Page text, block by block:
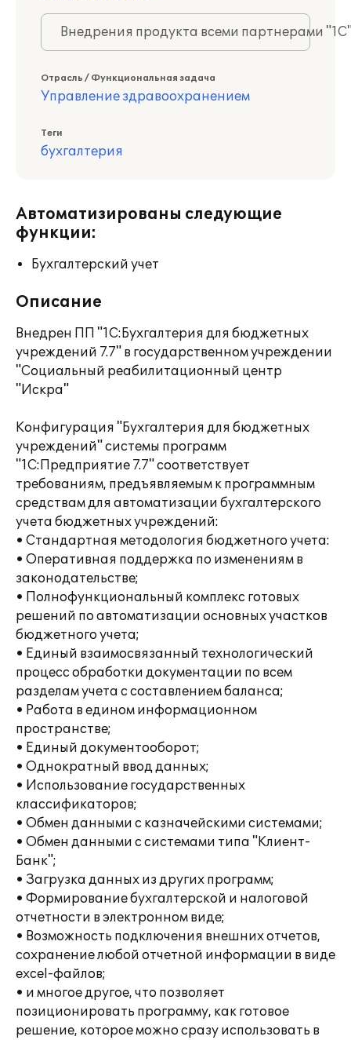
Внедрения продукта всеми партнерами
Отрасль / Функциональная задача
Управление здравоохранением
Теги
бухгалтерия
Автоматизированы следующие
функции:
Бухгалтерский учет
Описание
Внедрен ПП "1С:Бухгалтерия для бюджетных
учреждений 7.7" в государственном учреждении
"Социальный реабилитационный центр
"Искра"
Конфигурация "Бухгалтерия для бюджетных
учреждений" системы программ
"1С:Предприятие 7.7" соответствует
требованиям, предъявляемым к программным
средствам для автоматизации бухгалтерского
учета бюджетных учреждений:
• Стандартная методология бюджетного учета:
• Оперативная поддержка по изменениям в
законодательстве;
• Полнофункциональный комплекс готовых
решений по автоматизации основных участков
бюджетного учета;
• Единый взаимосвязанный технологический
процесс обработки документации по всем
разделам учета с составлением баланса;
• Работа в едином информационном
пространстве;
• Единый документооборот;
• Однократный ввод данных;
• Использование государственных
классификаторов;
• Обмен данными с казначейскими системами;
• Обмен данными с системами типа "Клиент-
Банк";
• Загрузка данных из других программ;
• Формирование бухгалтерской и налоговой
отчетности в электронном виде;
• Возможность подключения внешних отчетов,
сохранение любой отчетной информации в виде
excel-файлов;
• и многое другое, что позволяет
позиционировать программу, как готовое
решение, которое можно сразу использовать в